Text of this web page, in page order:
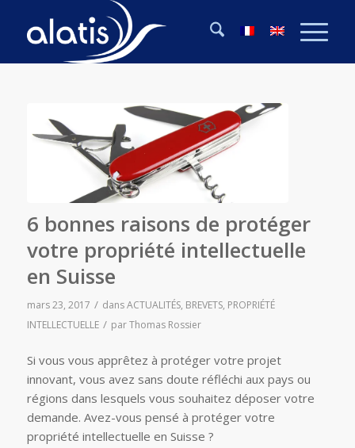
6 bonnes raisons de protéger
votre propriété intellectuelle
en Suisse
mars 23, 2017 / dansACTUALITÉS, BREVETS, PROPRIÉTÉ
INTELLECTUELLE / parThomas Rossier
Si vous vous apprêtez à protéger votre projet
innovant, vous avez sans doute réfléchi aux pays ou
régions dans lesquels vous souhaitez déposer votre
demande. Avez-vous pensé à protéger votre
propriété intellectuelle en Suisse ?